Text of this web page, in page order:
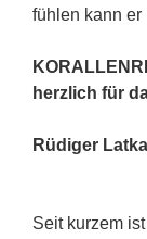
fühlen kann er
herzlich für
Rüdiger
Seit kurzem